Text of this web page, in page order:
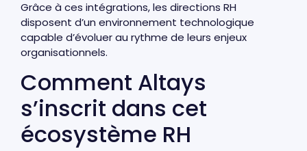
Grâce à ces intégrations, les directions RH
disposent d’un environnement technologique
capable d’évoluer au rythme de leurs enjeux
organisationnels.
Comment Altays
s’inscrit dans cet
écosystème RH